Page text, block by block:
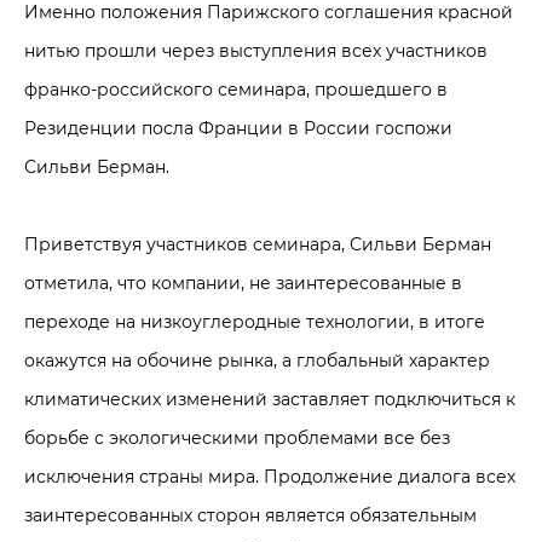
Именно положения Парижского соглашения красной
нитью прошли через выступления всех участников
франко-российского семинара, прошедшего в
Резиденции посла Франции в России госпожи
Сильви Берман.
Приветствуя участников семинара, Сильви Берман
отметила, что компании, не заинтересованные в
переходе на низкоуглеродные технологии, в итоге
окажутся на обочине рынка, а глобальный характер
климатических изменений заставляет подключиться к
борьбе с экологическими проблемами все без
исключения страны мира. Продолжение диалога всех
заинтересованных сторон является обязательным